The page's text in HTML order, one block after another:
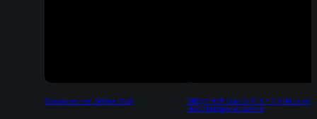
Gusseiserner Bräter Oval
BBQ CHEF Gas Grill 3 + 1, inklusive
Hochtemperaturzone